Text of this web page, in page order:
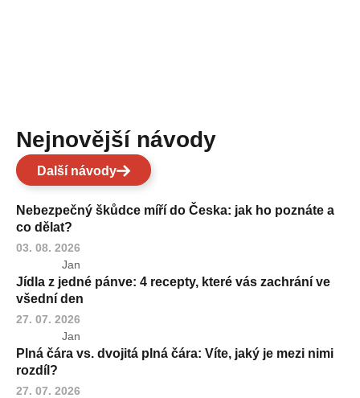
Nejnovější návody
Další návody
Nebezpečný škůdce míří do Česka: jak ho poznáte a
co dělat?
03. 08. 2026
Jan
Jídla z jedné pánve: 4 recepty, které vás zachrání ve
všední den
27. 07. 2026
Jan
Plná čára vs. dvojitá plná čára: Víte, jaký je mezi nimi
rozdíl?
27. 07. 2026